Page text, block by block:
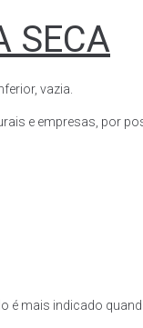
SECA
vazia.
e empresas, por
é mais indicado